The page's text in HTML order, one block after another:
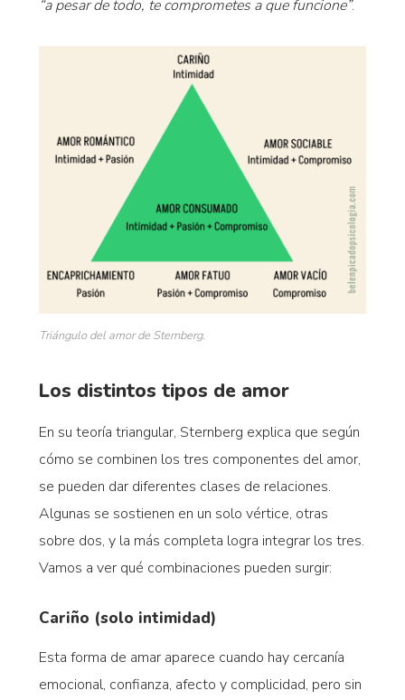
“a pesar de todo, te comprometes a que funcione”.
Triángulo del amor de Sternberg.
Los distintos tipos de amor
En su teoría triangular, Sternberg explica que según
cómo se combinen los tres componentes del amor,
se pueden dar diferentes clases de relaciones.
Algunas se sostienen en un solo vértice, otras
sobre dos, y la más completa logra integrar los tres.
Vamos a ver qué combinaciones pueden surgir:
Cariño (solo intimidad)
Esta forma de amar aparece cuando hay cercanía
emocional, confianza, afecto y complicidad, pero sin